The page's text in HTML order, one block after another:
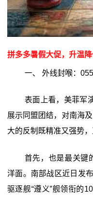
拼多多暑假大促，升温
一、 外线封喉：
表面上看，美菲军
展示同盟团结，对南海
大的反制既精准又强势，
首先，也是最关键
洋面。南部战区近日发
驱逐舰“遵义”舰领衔的